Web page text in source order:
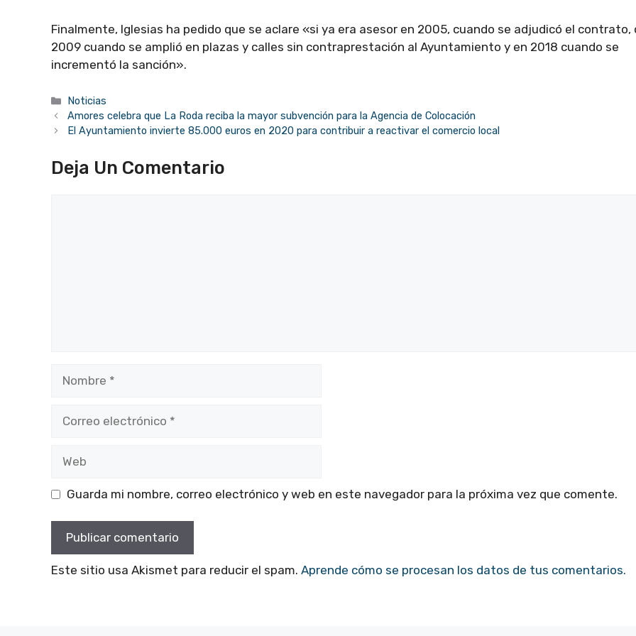
Finalmente, Iglesias ha pedido que se aclare «si ya era asesor en 2005, cuando se adjudicó el contrato,
2009 cuando se amplió en plazas y calles sin contraprestación al Ayuntamiento y en 2018 cuando se
incrementó la sanción».
Categorías
Noticias
Amores celebra que La Roda reciba la mayor subvención para la Agencia de Colocación
El Ayuntamiento invierte 85.000 euros en 2020 para contribuir a reactivar el comercio local
Deja Un Comentario
electrónico
Guarda mi nombre, correo electrónico y web en este navegador para la próxima vez que comente.
Este sitio usa Akismet para reducir el spam. Aprende cómo se procesan los datos de tus comentarios.